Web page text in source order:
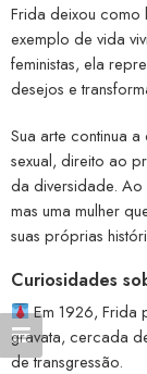
Frida deixou como
exemplo de vida
feministas, ela
desejos e
Sua arte continua
sexual, direito ao
da diversidade. Ao
mas uma mulher
suas próprias
Curiosidades
Em 1926, Frida
gravata, cercada
de transgressão.